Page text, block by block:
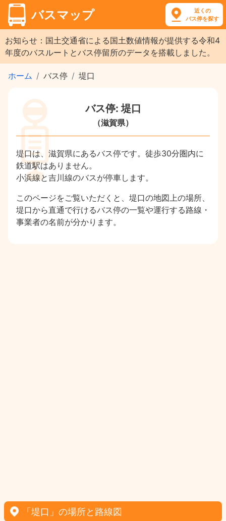
バスマップ
近くの
バス停を探す
お知らせ：国土交通省による国土数値情報が提供する令和4
年度のバスルートとバス停留所のデータを搭載しました。
ホーム バス停 堤口
バス停: 堤口
（滋賀県）
堤口は、滋賀県にあるバス停です。徒歩30分圏内に
鉄道駅はありません。
小浜線と吉川線のバスが停車します。
このページをご覧いただくと、堤口の地図上の場所、
堤口から直通で行けるバス停の一覧や運行する路線・
事業者の名前が分かります。
「堤口」の場所と路線図